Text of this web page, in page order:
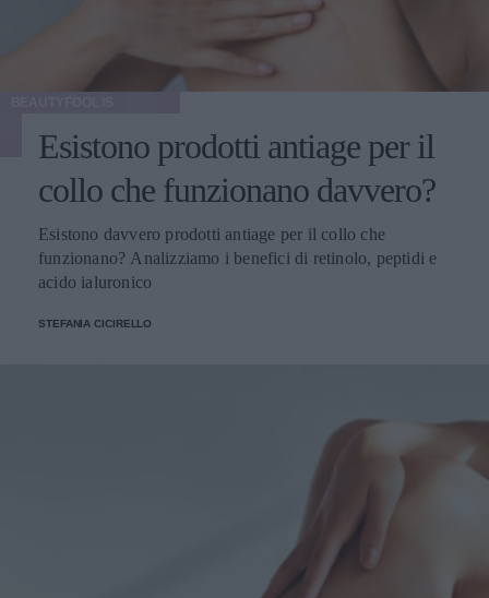
Esistono prodotti antiage per il
collo che funzionano davvero?
Esistono davvero prodotti antiage per il collo che
funzionano? Analizziamo i benefici di retinolo, peptidi e
acido ialuronico
STEFANIA CICIRELLO